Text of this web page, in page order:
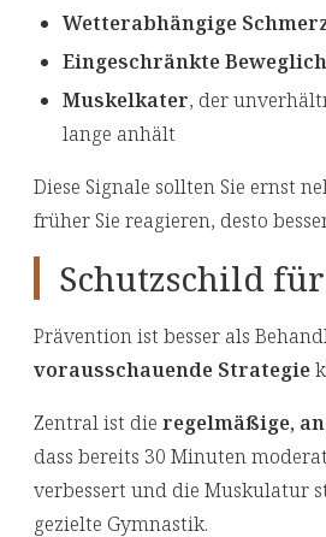
Wetterabhängige
Eingeschränkte
Muskelkater, der
lange anhält
Diese Signale sollten Sie ernst
früher Sie reagieren, desto
Schutzschild
Prävention ist besser als
vorausschauende Strategie
Zentral ist die regelmäßige,
dass bereits 30 Minuten
verbessert und die Muskulatur
gezielte Gymnastik.